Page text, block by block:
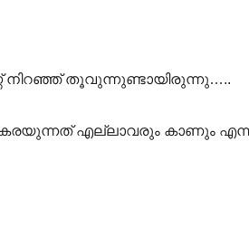
നിറഞ്ഞ് തൂവുന്നുണ്ടായിരുന്നു…..
കരയുന്നത് എല്ലാവരും കാണും